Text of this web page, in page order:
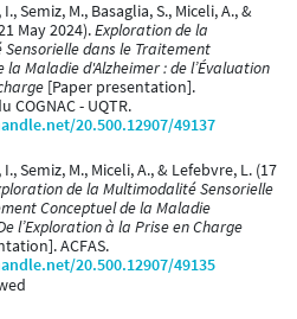
Semiz, M., Basaglia, S., Miceli, A., &
May 2024).Exploration de la
dans le Traitement
la Maladie d'Alzheimer : de l’Évaluation
[Paper presentation].
COGNAC - UQTR.
20.500.12907/49137
Semiz, M., Miceli, A., & Lefebvre, L. (17
de la Multimodalité Sensorielle
Conceptuel de la Maladie
l’Exploration à la Prise en Charge
ACFAS.
20.500.12907/49135